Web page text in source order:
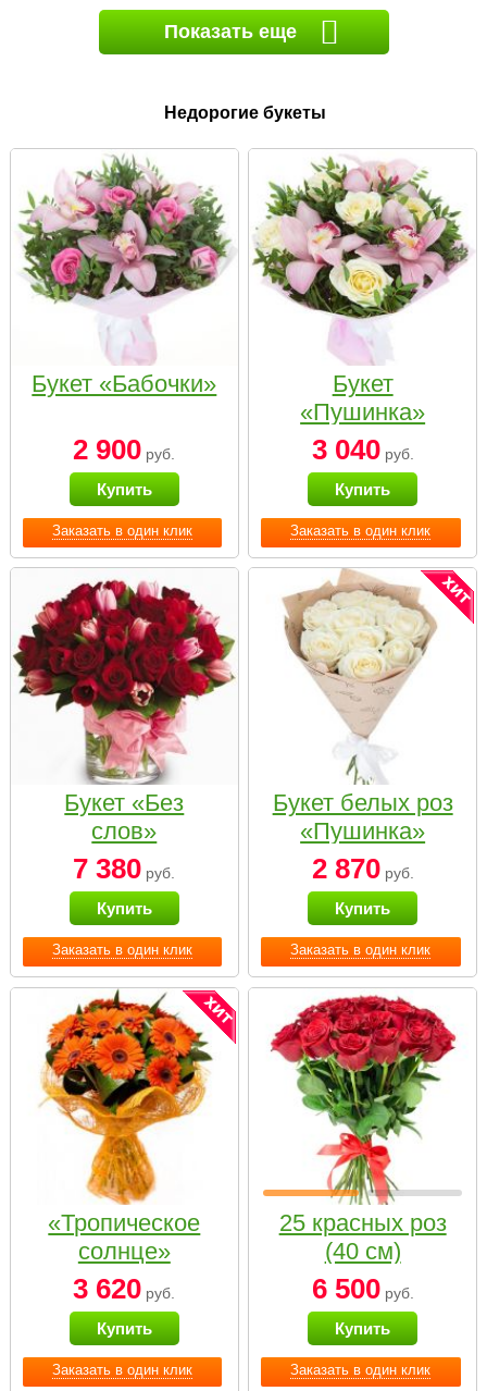
Показать еще
Недорогие букеты
Заказать в один клик
Букет «Бабочки»
2 900 руб.
Купить
Заказать в один клик
Букет
«Пушинка»
3 040руб.
Купить
Заказать в один клик
Букет «Без
слов»
7 380 руб.
Купить
Заказать в один клик
Букет белых роз
«Пушинка»
2 870руб.
Купить
Заказать в один клик
«Тропическое
солнце»
3 620 руб.
Купить
Заказать в один клик
25 красных роз
(40 см)
6 500руб.
Купить